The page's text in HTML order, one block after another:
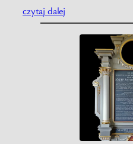
czytaj dalej